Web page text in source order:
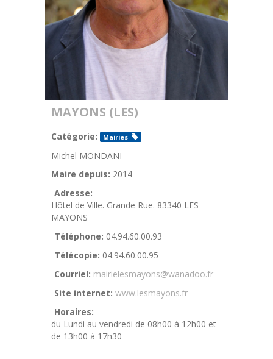
MAYONS (LES)
Catégorie: Mairies
Michel MONDANI
Maire depuis: 2014
Adresse:
Hôtel de Ville. Grande Rue. 83340 LES
MAYONS
Téléphone: 04.94.60.00.93
Télécopie: 04.94.60.00.95
Courriel: mairielesmayons@wanadoo.fr
Site internet: www.lesmayons.fr
Horaires:
du Lundi au vendredi de 08h00 à 12h00 et
de 13h00 à 17h30